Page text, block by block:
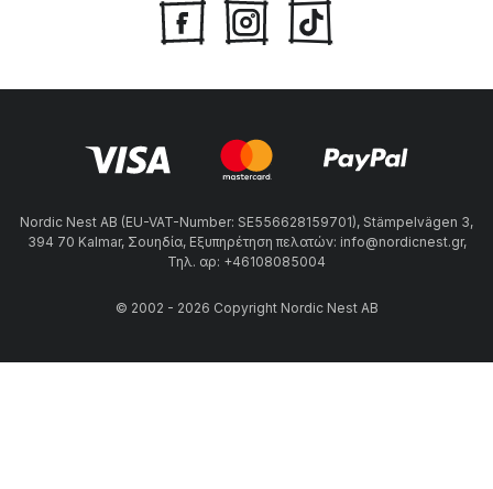
Nordic Nest AB (EU-VAT-Number: SE556628159701), Stämpelvägen 3,
394 70 Kalmar, Σουηδία, Εξυπηρέτηση πελατών: info@nordicnest.gr,
Τηλ. αρ: +46108085004
© 2002 - 2026 Copyright Nordic Nest AB